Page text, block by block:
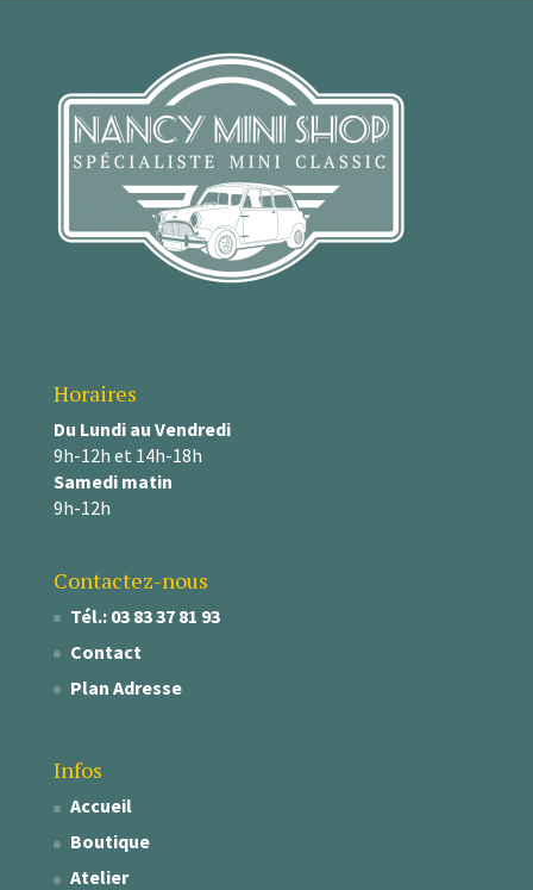
Horaires
Du Lundi au Vendredi
9h-12h et 14h-18h
Samedi matin
9h-12h
Contactez-nous
Tél.: 03 83 37 81 93
Contact
Plan Adresse
Infos
Accueil
Boutique
Atelier